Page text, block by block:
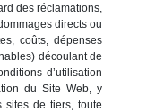
des réclamations,
directs ou
coûts, dépenses
découlant de
d’utilisation
du Site Web, y
sites de tiers, toute